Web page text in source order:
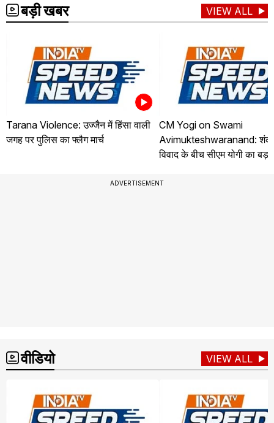
बड़ी खबर VIEW ALL
Tarana Violence: उज्जैन में हिंसा वाली
जगह पर पुलिस का फ्लैग मार्च
CM Yogi on Swami
Avimukteshwaranand:
विवाद के बीच सीएम योगी का बड़ा
ADVERTISEMENT
वीडियो VIEW ALL